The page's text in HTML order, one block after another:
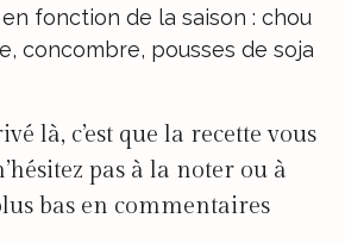
fonction de la saison : chou
concombre, pousses de soja
là, c’est que la recette vous
pas à la noter ou à
bas en commentaires